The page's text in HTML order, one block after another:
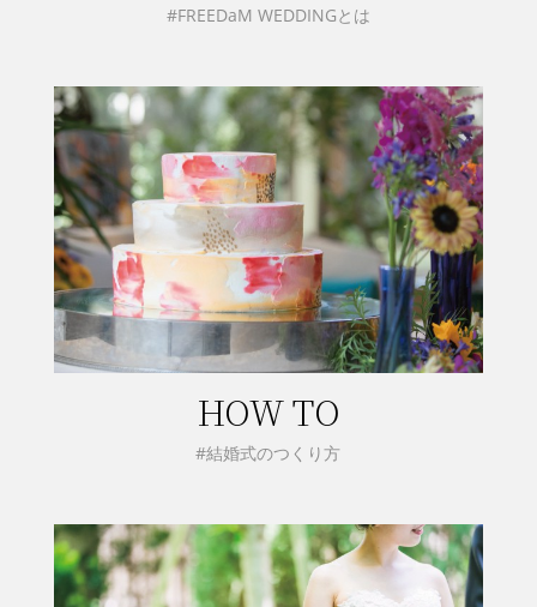
#FREEDaM WEDDINGとは
HOW TO
#結婚式のつくり方